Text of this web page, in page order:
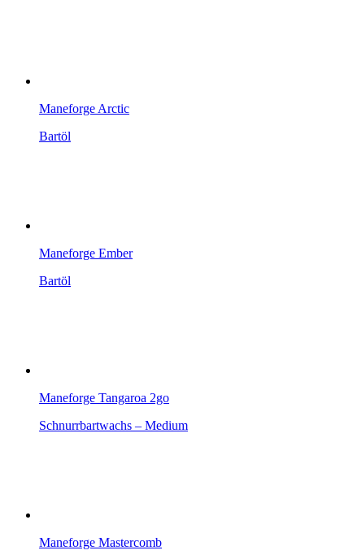
Maneforge Arctic
Bartöl
Maneforge Ember
Bartöl
Maneforge Tangaroa 2go
Schnurrbartwachs – Medium
Maneforge Mastercomb